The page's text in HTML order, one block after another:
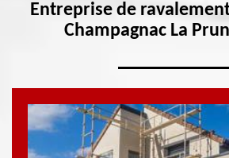
Entreprise de
Champagnac La